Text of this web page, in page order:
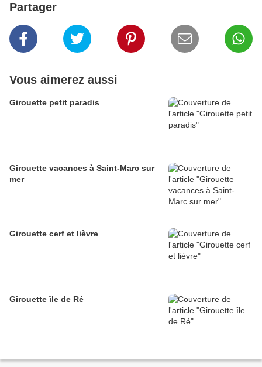
Partager
Vous aimerez aussi
Girouette petit paradis
Girouette vacances à Saint-Marc sur
mer
Girouette cerf et lièvre
Girouette île de Ré